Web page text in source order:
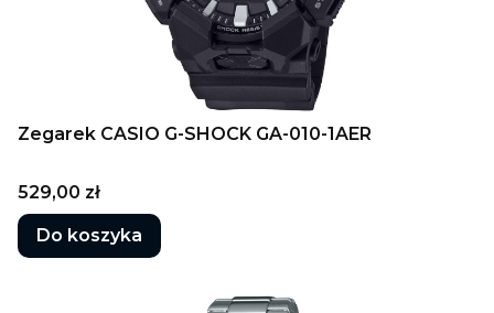
Zegarek CASIO G-SHOCK GA-010-1AER
Cena
529,00 zł
Do koszyka